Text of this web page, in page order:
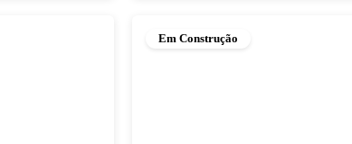
Em Construção